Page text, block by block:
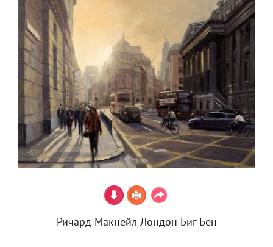
Ричард Макнейл Лондон Биг Бен